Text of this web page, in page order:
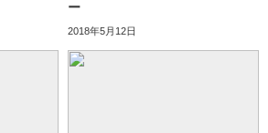
ー
2018年5月12日